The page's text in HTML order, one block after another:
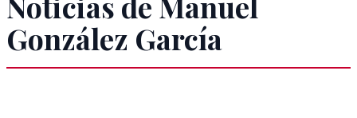
González García